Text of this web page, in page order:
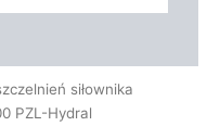
siłownika
PZL-Hydral